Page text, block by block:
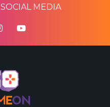
SOCIAL MEDIA